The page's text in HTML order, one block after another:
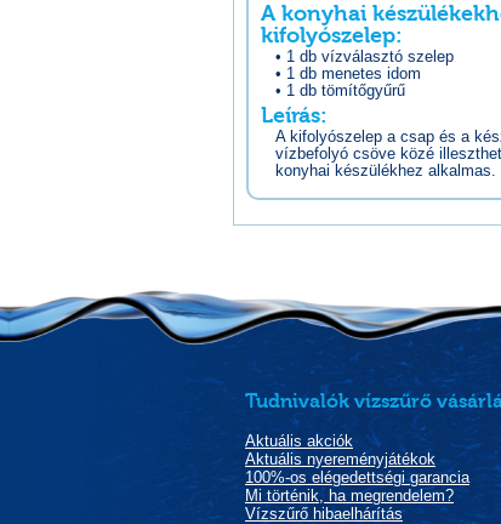
A konyhai
kifolyószelep:
• 1 db vízválasztó szelep
• 1 db menetes idom
• 1 db tömítőgyűrű
Leírás:
A kifolyószelep a csap és a
vízbefolyó csöve közé
konyhai készülékhez alkalmas.
Tudnivalók vízszűrő
Aktuális akciók
Aktuális nyereményjátékok
100%-os elégedettségi garancia
Mi történik, ha megrendelem?
Vízszűrő hibaelhárítás